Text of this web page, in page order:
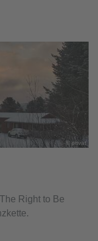
© privat
Right to Be